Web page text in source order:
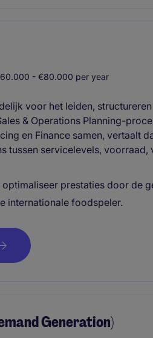
- €80.000 per year
voor het leiden,
& Operations Planning-
en Finance samen, vertaalt
tussen servicelevels, voorraad,
prestaties door de
internationale foodspeler.
Generation)